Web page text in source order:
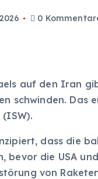
0
auf den Iran
schwinden. Das
dass die
bevor die USA
von